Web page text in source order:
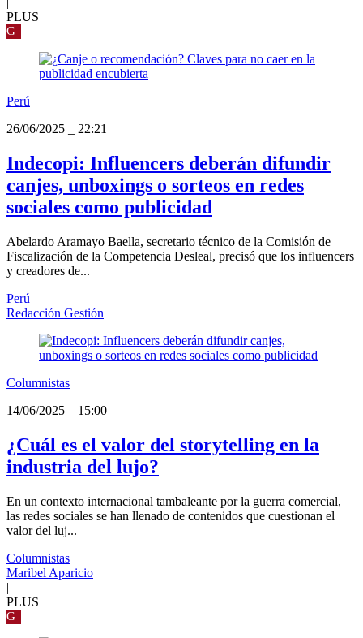
PLUS
G
Perú
26/06/2025
22:21
Indecopi: Influencers deberán difundir
canjes, unboxings o sorteos en redes
sociales como publicidad
Abelardo Aramayo Baella, secretario técnico de la Comisión de
Fiscalización de la Competencia Desleal, precisó que los influencers
y creadores de...
Perú
Redacción Gestión
Columnistas
14/06/2025
15:00
¿Cuál es el valor del storytelling en la
industria del lujo?
En un contexto internacional tambaleante por la guerra comercial,
las redes sociales se han llenado de contenidos que cuestionan el
valor del luj...
Columnistas
Maribel Aparicio
|
PLUS
G